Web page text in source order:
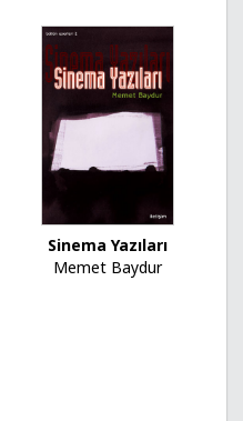
Sinema Yazıları
Memet Baydur